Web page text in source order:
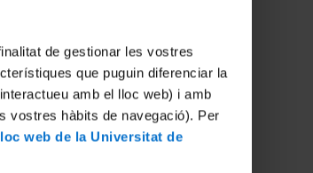
de gestionar les vostres
que puguin diferenciar la
amb el lloc web) i amb
vostres hàbits de navegació). Per
web de la Universitat de